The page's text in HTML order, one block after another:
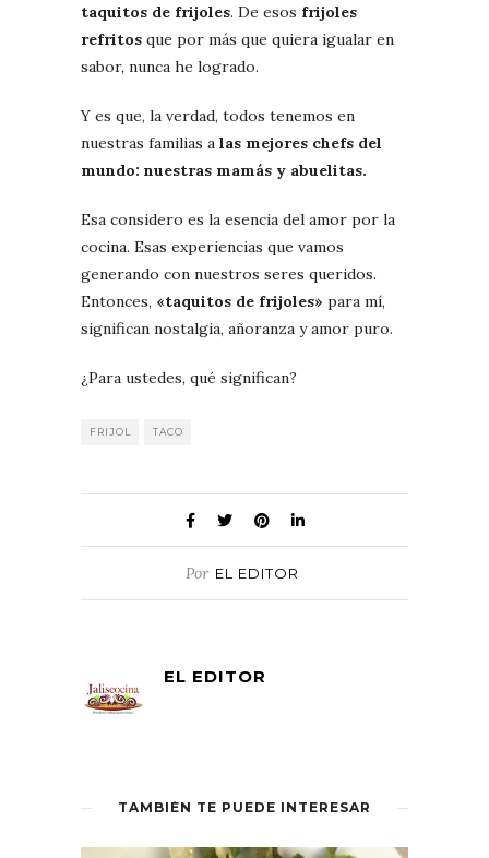
taquitos de frijoles. De esos frijoles
refritos que por más que quiera igualar en
sabor, nunca he logrado.
Y es que, la verdad, todos tenemos en
nuestras familias a las mejores chefs del
mundo: nuestras mamás y abuelitas.
Esa considero es la esencia del amor por la
cocina. Esas experiencias que vamos
generando con nuestros seres queridos.
Entonces, «taquitos de frijoles» para mí,
significan nostalgia, añoranza y amor puro.
¿Para ustedes, qué significan?
FRIJOL TACO
Por EL EDITOR
EL EDITOR
TAMBIÉN TE PUEDE INTERESAR